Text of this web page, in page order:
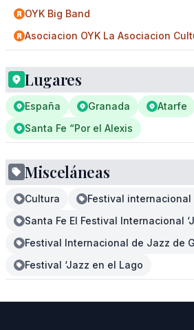
OYK Big Band
Asociacion OYK La Asociacion
Lugares
España Granada Atarfe
Santa Fe “Por el Alexis
Misceláneas
Cultura
Festival internacional
Santa Fe El Festival Internacional
Festival Internacional de Jazz de
Festival ‘Jazz en el Lago